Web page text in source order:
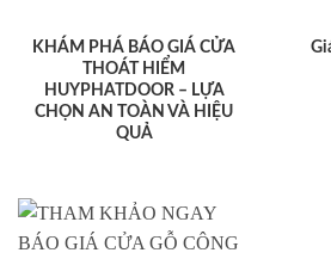
KHÁM PHÁ BÁO GIÁ CỬA
THOÁT HIỂM
HUYPHATDOOR – LỰA
CHỌN AN TOÀN VÀ HIỆU
QUẢ